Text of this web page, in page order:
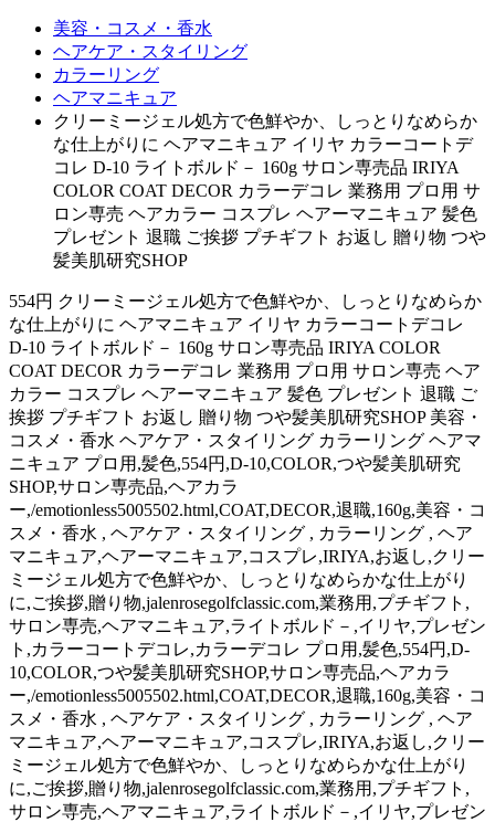
美容・コスメ・香水
ヘアケア・スタイリング
カラーリング
ヘアマニキュア
クリーミージェル処方で色鮮やか、しっとりなめらか
な仕上がりに ヘアマニキュア イリヤ カラーコートデ
コレ D-10 ライトボルド－ 160g サロン専売品 IRIYA
COLOR COAT DECOR カラーデコレ 業務用 プロ用 サ
ロン専売 ヘアカラー コスプレ ヘアーマニキュア 髪色
プレゼント 退職 ご挨拶 プチギフト お返し 贈り物 つや
髪美肌研究SHOP
554円 クリーミージェル処方で色鮮やか、しっとりなめらか
な仕上がりに ヘアマニキュア イリヤ カラーコートデコレ
D-10 ライトボルド－ 160g サロン専売品 IRIYA COLOR
COAT DECOR カラーデコレ 業務用 プロ用 サロン専売 ヘア
カラー コスプレ ヘアーマニキュア 髪色 プレゼント 退職 ご
挨拶 プチギフト お返し 贈り物 つや髪美肌研究SHOP 美容・
コスメ・香水 ヘアケア・スタイリング カラーリング ヘアマ
ニキュア プロ用,髪色,554円,D-10,COLOR,つや髪美肌研究
SHOP,サロン専売品,ヘアカラ
ー,/emotionless5005502.html,COAT,DECOR,退職,160g,美容・コ
スメ・香水 , ヘアケア・スタイリング , カラーリング , ヘア
マニキュア,ヘアーマニキュア,コスプレ,IRIYA,お返し,クリー
ミージェル処方で色鮮やか、しっとりなめらかな仕上がり
に,ご挨拶,贈り物,jalenrosegolfclassic.com,業務用,プチギフト,
サロン専売,ヘアマニキュア,ライトボルド－,イリヤ,プレゼン
ト,カラーコートデコレ,カラーデコレ プロ用,髪色,554円,D-
10,COLOR,つや髪美肌研究SHOP,サロン専売品,ヘアカラ
ー,/emotionless5005502.html,COAT,DECOR,退職,160g,美容・コ
スメ・香水 , ヘアケア・スタイリング , カラーリング , ヘア
マニキュア,ヘアーマニキュア,コスプレ,IRIYA,お返し,クリー
ミージェル処方で色鮮やか、しっとりなめらかな仕上がり
に,ご挨拶,贈り物,jalenrosegolfclassic.com,業務用,プチギフト,
サロン専売,ヘアマニキュア,ライトボルド－,イリヤ,プレゼン